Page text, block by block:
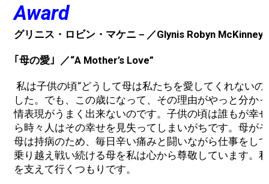
Speech Contest
2026 Speech Contest Information
2026 Contestants
2024 Results
2023 Results
Award
グリニス・ロビン・マケニ－／Glynis Robyn McKinney
｢母の愛｣ ／“A Mother’s Love”
私は子供の頃“どうして母は私たちを愛してくれないの
した。でも、この歳になって、その理由がやっと分か
情表現がうまく出来ないのです。子供の頃は誰もが幸
ら時々人はその幸せを見失ってしまいがちです。母が
母は持病のため、毎日辛い痛みと闘いながら仕事をし
乗り越え戦い続ける母を私は心から尊敬しています。
を支えて行くつもりです。